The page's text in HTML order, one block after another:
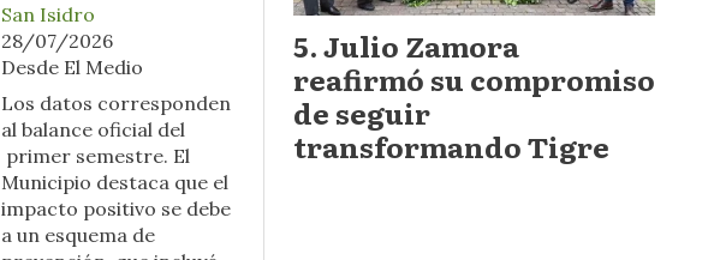
Desde El Medio
San Isidro
28/07/2026
Los datos corresponden
al balance oficial del
primer semestre. El
Municipio destaca que el
impacto positivo se debe
a un esquema de
Julio Zamora
reafirmó su compromiso
de seguir
transformando Tigre